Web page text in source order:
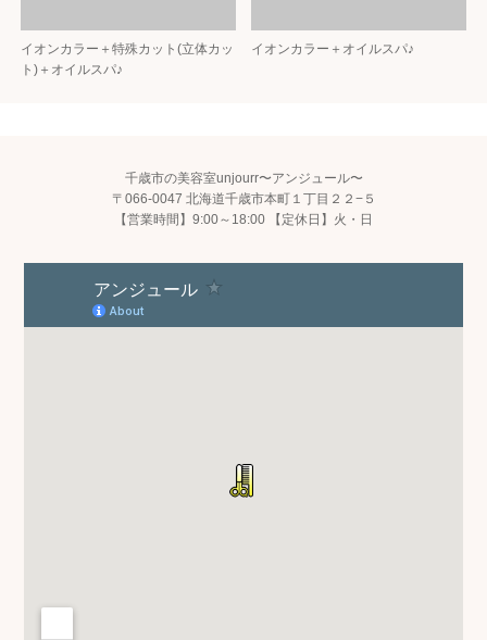
イオンカラー＋特殊カット(立体カッ
ト)＋オイルスパ♪
イオンカラー＋オイルスパ♪
千歳市の美容室unjourr〜アンジュール〜
〒066-0047 北海道千歳市本町１丁目２２−５
【営業時間】9:00～18:00 【定休日】火・日